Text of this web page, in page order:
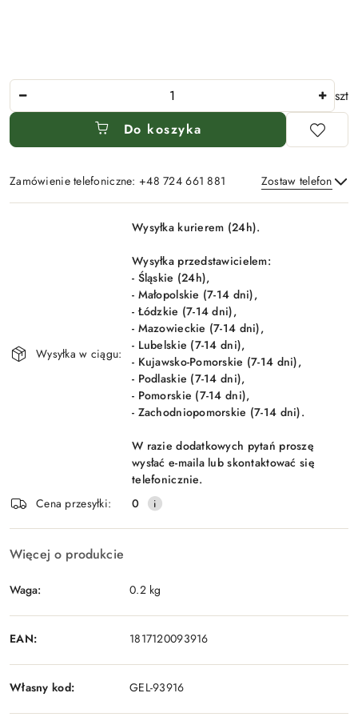
szt
Do koszyka
Zamówienie telefoniczne: +48 724 661 881 Zostaw telefon
Wyślij
Wysyłka w ciągu:
Wysyłka kurierem (24h).
Wysyłka przedstawicielem:
- Śląskie (24h),
- Małopolskie (7-14 dni),
- Łódzkie (7-14 dni),
- Mazowieckie (7-14 dni),
- Lubelskie (7-14 dni),
- Kujawsko-Pomorskie (7-14 dni),
- Podlaskie (7-14 dni),
- Pomorskie (7-14 dni),
- Zachodniopomorskie (7-14 dni).
W razie dodatkowych pytań proszę
wysłać e-maila lub skontaktować się
telefonicznie.
Cena przesyłki:
0
Więcej o produkcie
Waga: 0.2 kg
EAN: 1817120093916
Własny kod: GEL-93916